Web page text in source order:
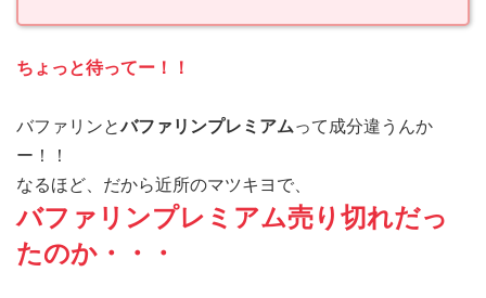
ちょっと待ってー！！
バファリンとバファリンプレミアムって成分違うんか
ー！！
なるほど、だから近所のマツキヨで、
バファリンプレミアム売り切れだっ
たのか・・・